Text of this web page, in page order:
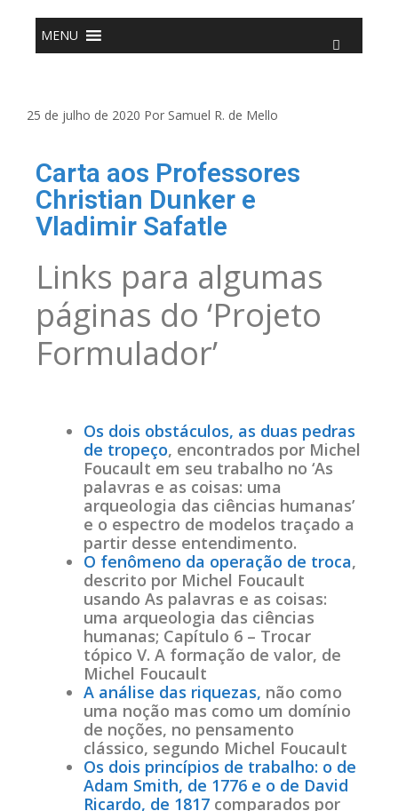
conteúdo
MENU
25 de julho de 2020 Por Samuel R. de Mello
Carta aos Professores
Christian Dunker e
Vladimir Safatle
Links para algumas
páginas do ‘Projeto
Formulador’
Os dois obstáculos, as duas pedras
de tropeço, encontrados por Michel
Foucault em seu trabalho no ‘As
palavras e as coisas: uma
arqueologia das ciências humanas’
e o espectro de modelos traçado a
partir desse entendimento.
O fenômeno da operação de troca,
descrito por Michel Foucault
usando As palavras e as coisas:
uma arqueologia das ciências
humanas; Capítulo 6 – Trocar
tópico V. A formação de valor, de
Michel Foucault
A análise das riquezas, não como
uma noção mas como um domínio
de noções, no pensamento
clássico, segundo Michel Foucault
Os dois princípios de trabalho: o de
Adam Smith, de 1776 e o de David
Ricardo, de 1817 comparados por